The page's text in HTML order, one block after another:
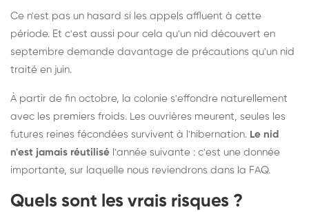
Ce n'est pas un hasard si les appels affluent à cette
période. Et c'est aussi pour cela qu'un nid découvert en
septembre demande davantage de précautions qu'un nid
traité en juin.
À partir de fin octobre, la colonie s'effondre naturellement
avec les premiers froids. Les ouvrières meurent, seules les
futures reines fécondées survivent à l'hibernation. Le nid
n'est jamais réutilisé l'année suivante : c'est une donnée
importante, sur laquelle nous reviendrons dans la FAQ.
Quels sont les vrais risques ?